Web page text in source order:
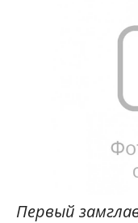
Первый